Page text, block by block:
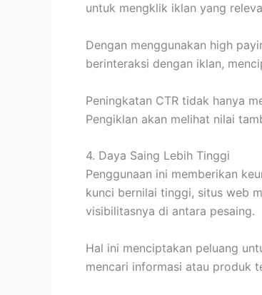
untuk mengklik iklan yang
Dengan menggunakan high
berinteraksi dengan iklan,
Peningkatan CTR tidak hanya
Pengiklan akan melihat nilai
4. Daya Saing Lebih Tinggi
Penggunaan ini memberikan
kunci bernilai tinggi, situs web
visibilitasnya di antara pesaing.
Hal ini menciptakan peluang
mencari informasi atau produk